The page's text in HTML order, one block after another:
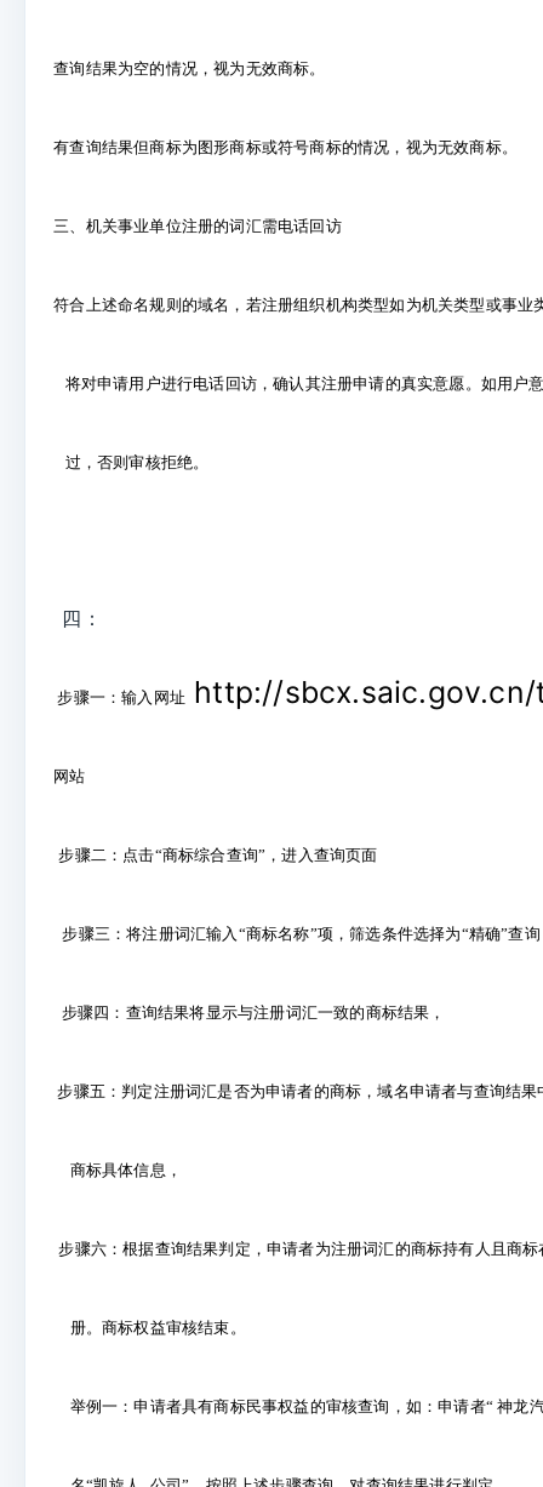
查询结果为空的情况，视为无效商标。
有查询结果但商标为图形商标或符号商标的情况，视为无效商标。
三、机关事业单位注册的词汇需电话回访
符合上述命名规则的域名，若注册组织机构类型如为机关类型或事业
将对申请用户进行电话回访，确认其注册申请的真实意愿。如用户
过，否则审核拒绝。
四：
步骤一：输入网址 http://
网站
步骤二：点击“商标综合查询”，进入查询页面
步骤三：将注册词汇输入“商标名称”项，筛选条件选择为“精确”查询
步骤四：查询结果将显示与注册词汇一致的商标结果，
步骤五：判定注册词汇是否为申请者的商标，域名申请者与查询结
商标具体信息，
步骤六：根据查询结果判定，申请者为注册词汇的商标持有人且商
册。商标权益审核结束。
举例一：申请者具有商标民事权益的审核查询，如：申请者“ 神龙